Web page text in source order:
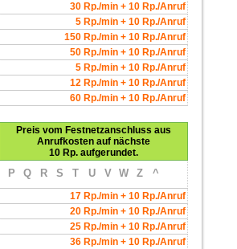
30 Rp./min + 10 Rp./Anruf
5 Rp./min + 10 Rp./Anruf
150 Rp./min + 10 Rp./Anruf
50 Rp./min + 10 Rp./Anruf
5 Rp./min + 10 Rp./Anruf
12 Rp./min + 10 Rp./Anruf
60 Rp./min + 10 Rp./Anruf
Preis vom Festnetzanschluss aus
Anrufkosten auf nächste
10 Rp. aufgerundet.
P Q R S T U V W Z ^
17 Rp./min + 10 Rp./Anruf
20 Rp./min + 10 Rp./Anruf
25 Rp./min + 10 Rp./Anruf
36 Rp./min + 10 Rp./Anruf